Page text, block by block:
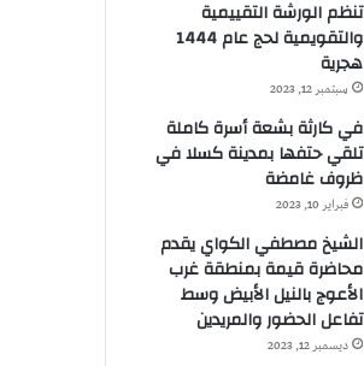
تنظم الورشة التقييمية
والتقويمية لحج عام 1444
هجرية
سبتمبر 12, 2023
في كارثة بشعة أسرة كاملة
تلقي حتفها بمدينة كسلا في
ظروف غامضة
فبراير 10, 2023
الشيخ مصطفي الكواي يقدم
محاضرة قيمة بمنطقة غرب
الأعوج بالنيل الأبيض وسط
تفاعل الحضور والمريدين
ديسمبر 12, 2023